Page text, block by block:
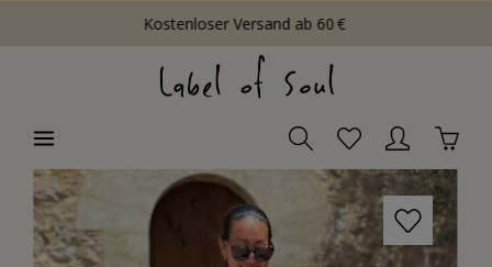
Kostenloser Versand ab 60 €